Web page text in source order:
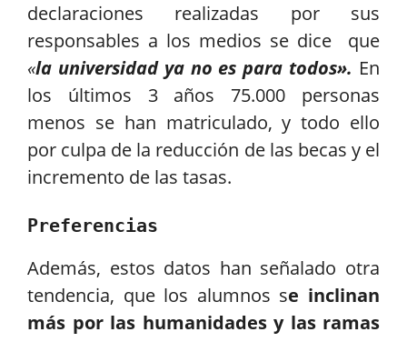
declaraciones realizadas por sus
responsables a los medios se dice que
«la universidad ya no es para todos». En
los últimos 3 años 75.000 personas
menos se han matriculado, y todo ello
por culpa de la reducción de las becas y el
incremento de las tasas.
Preferencias
Además, estos datos han señalado otra
tendencia, que los alumnos se inclinan
más por las humanidades y las ramas